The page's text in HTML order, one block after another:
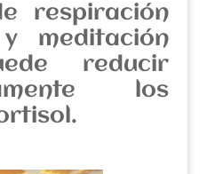
respiración
meditación
reducir
los